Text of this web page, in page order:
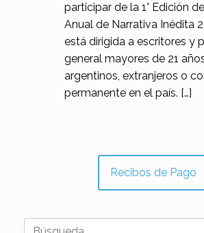
participar de la 1° Edición
Anual de Narrativa Inédita
está dirigida a escritores y
general mayores de 21
argentinos, extranjeros o
permanente en el país. […]
Recibos de Pago
Buscar: